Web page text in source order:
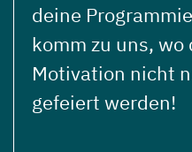
deine
komm zu uns,
Motivation nicht
gefeiert werden!